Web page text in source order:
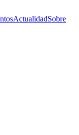
ActualidadSobre